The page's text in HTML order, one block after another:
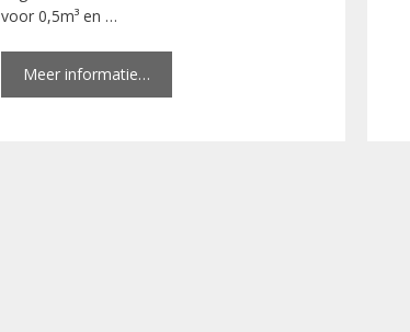
voor 0,5m³ en …
Meer informatie…